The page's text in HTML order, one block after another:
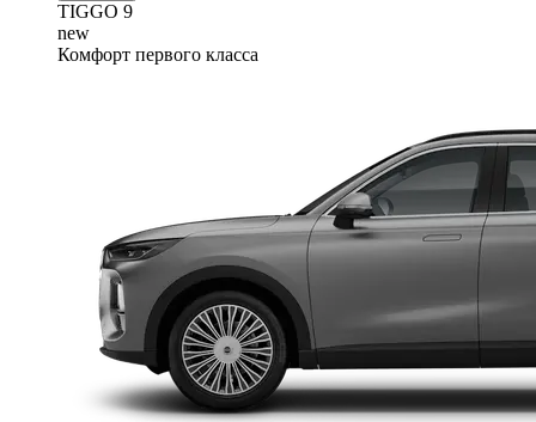
TIGGO 9
new
Комфорт первого класса